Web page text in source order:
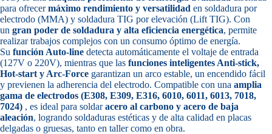
para ofrecermáximo rendimiento y versatilidad en soldadura por
electrodo (MMA) y soldadura TIG por elevación (Lift TIG). Con
un gran poder de soldadura y alta eficiencia energética, permite
realizar trabajos complejos con un consumo óptimo de energía.
Su función Auto-line detecta automáticamente el voltaje de entrada
(127V o 220V), mientras que las funciones inteligentes Anti-stick,
Hot-start y Arc-Force garantizan un arco estable, un encendido fácil
y previenen la adherencia del electrodo. Compatible con una amplia
gama de electrodos (E308, E309, E316, 6010, 6011, 6013, 7018,
7024) , es ideal para soldaracero al carbono y acero de baja
aleación, logrando soldaduras estéticas y de alta calidad en placas
delgadas o gruesas, tanto en taller como en obra.